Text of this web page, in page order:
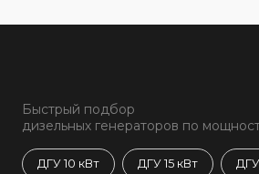
Быстрый подбор
дизельных генераторов по
ДГУ 10 кВт ДГУ 15 кВт